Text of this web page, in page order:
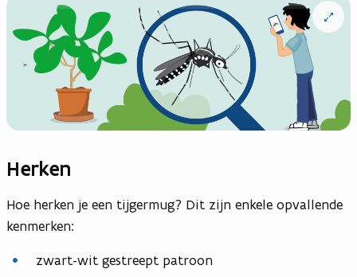
Open
vergrote
Herken
Hoe herken je een tijgermug? Dit zijn enkele opvallende
kenmerken:
zwart-wit gestreept patroon